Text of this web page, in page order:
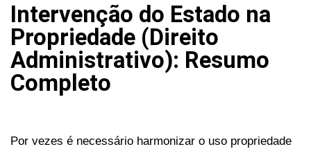
Intervenção do Estado na
Propriedade (Direito
Administrativo): Resumo
Completo
Por vezes é necessário harmonizar o uso propriedade